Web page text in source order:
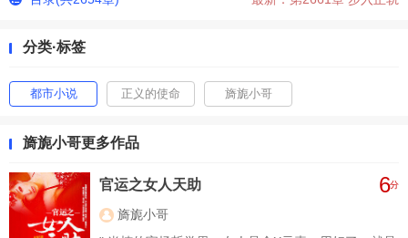
分类·标签
都市小说 正义的使命 旖旎小哥
旖旎小哥更多作品
官运之女人天助 6分
旖旎小哥